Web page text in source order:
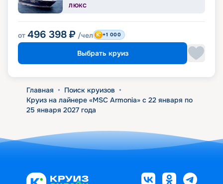
ЛЮКС
от 496 398 ₽ /чел +1 000
Выбрать круиз
Главная • Поиск круизов •
Круиз на лайнере «MSC Armonia» с 22 января по
25 января 2027 года